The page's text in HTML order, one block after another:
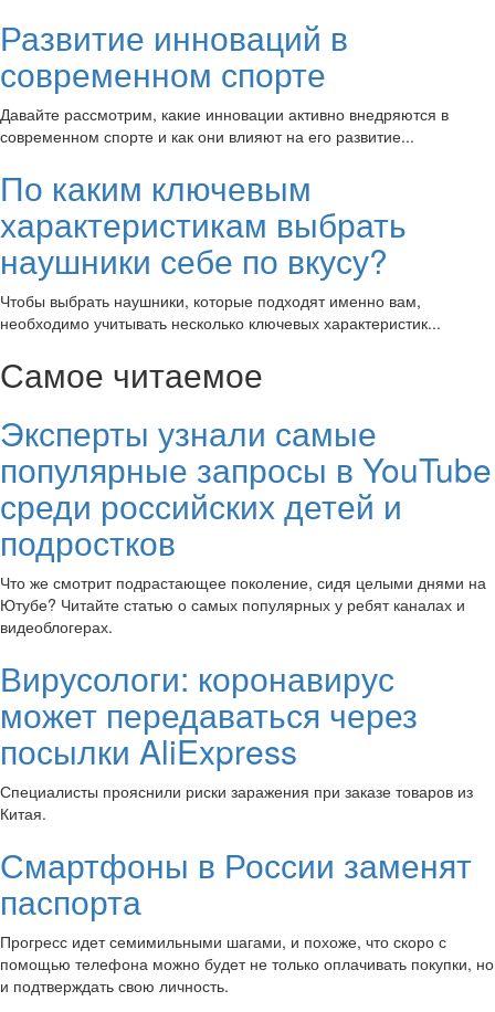
Развитие инноваций в
современном спорте
Давайте рассмотрим, какие инновации активно внедряются в
современном спорте и как они влияют на его развитие...
По каким ключевым
характеристикам выбрать
наушники себе по вкусу?
Чтобы выбрать наушники, которые подходят именно вам,
необходимо учитывать несколько ключевых характеристик...
Самое читаемое
Эксперты узнали самые
популярные запросы в YouTube
среди российских детей и
подростков
Что же смотрит подрастающее поколение, сидя целыми днями на
Ютубе? Читайте статью о самых популярных у ребят каналах и
видеоблогерах.
Вирусологи: коронавирус
может передаваться через
посылки AliExpress
Специалисты прояснили риски заражения при заказе товаров из
Китая.
Смартфоны в России заменят
паспорта
Прогресс идет семимильными шагами, и похоже, что скоро с
помощью телефона можно будет не только оплачивать покупки, но
и подтверждать свою личность.